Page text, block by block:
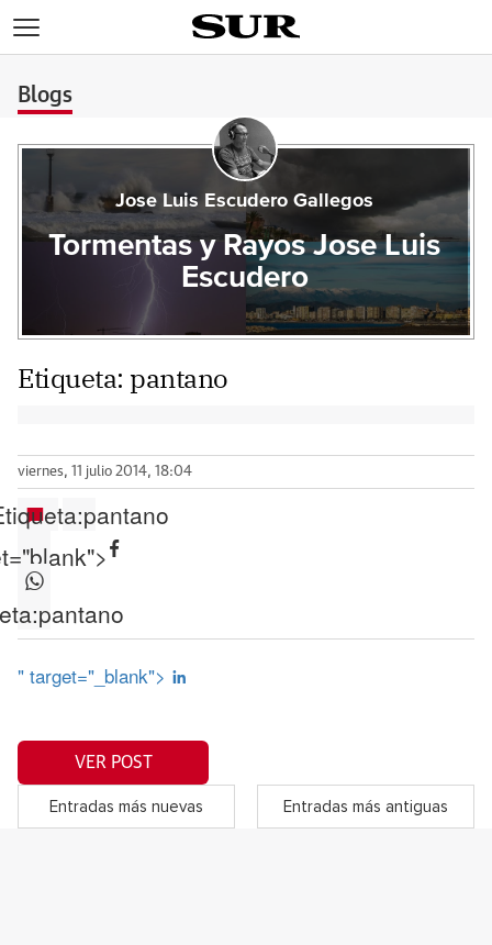
Blogs
Jose Luis Escudero Gallegos
Tormentas y Rayos Jose Luis
Escudero
Etiqueta: pantano
viernes, 11 julio 2014, 18:04
pantano
pantano
" target="_blank">
VER POST
Entradas más nuevas Entradas más antiguas